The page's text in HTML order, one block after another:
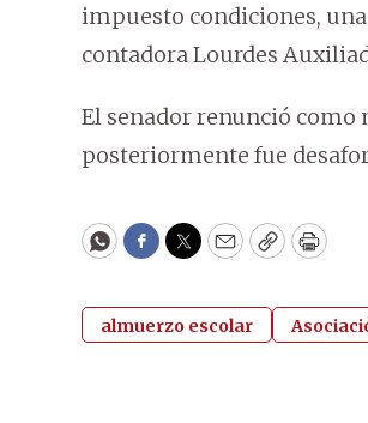
impuesto condiciones,
contadora Lourdes
El senador renunció
posteriormente fue
WhatsApp
Facebook
Twitter
EmailCopyPrint
almuerzo escolar